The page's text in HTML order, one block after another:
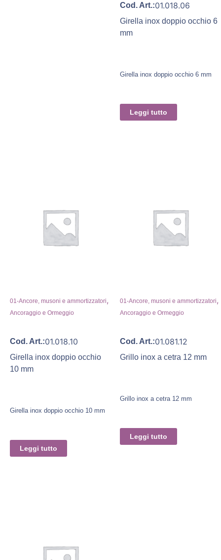
Cod. Art.:01.018.06
Girella inox doppio occhio 6
mm
Girella inox doppio occhio 6 mm
Leggi tutto
01-Ancore, musoni e ammortizzatori,
Ancoraggio e Ormeggio
Cod. Art.:01.018.10
Girella inox doppio occhio
10 mm
Girella inox doppio occhio 10 mm
Leggi tutto
01-Ancore, musoni e ammortizzatori,
Ancoraggio e Ormeggio
Cod. Art.:01.081.12
Grillo inox a cetra 12 mm
Grillo inox a cetra 12 mm
Leggi tutto